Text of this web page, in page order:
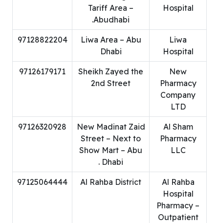
Hospital
Tariff Area –
Abudhabi.
Liwa
Hospital
Liwa Area – Abu
Dhabi
97128822204
New
Pharmacy
Company
LTD
Sheikh Zayed the
2nd Street
97126179171
Al Sham
Pharmacy
LLC
New Madinat Zaid
Street – Next to
Show Mart – Abu
Dhabi .
97126320928
Al Rahba
Hospital
Pharmacy –
Outpatient
Al Rahba District
97125064444